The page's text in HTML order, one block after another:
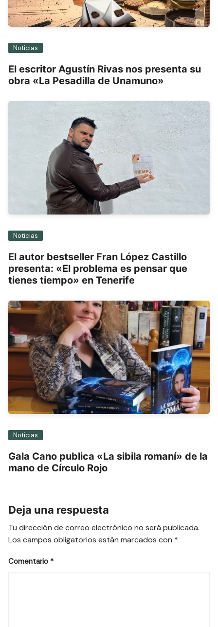
Noticias
El escritor Agustín Rivas nos presenta su
obra «La Pesadilla de Unamuno»
Noticias
El autor bestseller Fran López Castillo
presenta: «El problema es pensar que
tienes tiempo» en Tenerife
Noticias
Gala Cano publica «La sibila romaní» de la
mano de Círculo Rojo
Deja una respuesta
Tu dirección de correo electrónico no será publicada.
Los campos obligatorios están marcados con *
Comentario *